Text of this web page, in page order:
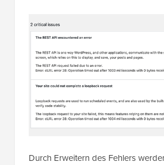
Durch Erweitern des Fehlers